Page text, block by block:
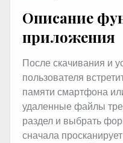
Описание
приложения
После скачивания и
пользователя
памяти смартфона
удаленные файлы
раздел и выбрать
сначала